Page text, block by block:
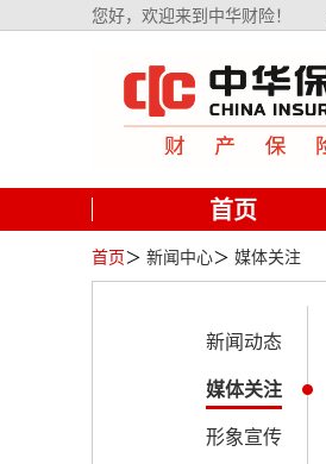
您好，欢迎来到中华财险！
首页
首页＞ 新闻中心＞ 媒体关注
新闻动态
媒体关注
形象宣传